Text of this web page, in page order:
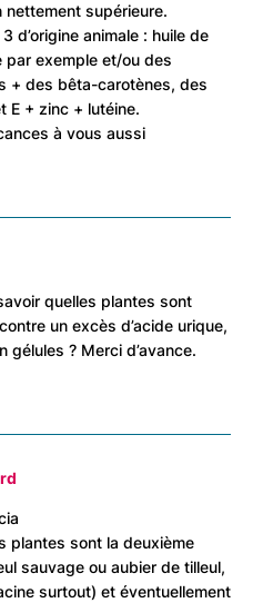
nettement supérieure.
d’origine animale : huile de
par exemple et/ou des
+ des bêta-carotènes, des
E + zinc + lutéine.
à vous aussi
quelles plantes sont
un excès d’acide urique,
gélules ? Merci d’avance.
plantes sont la deuxième
sauvage ou aubier de tilleul,
surtout) et éventuellement